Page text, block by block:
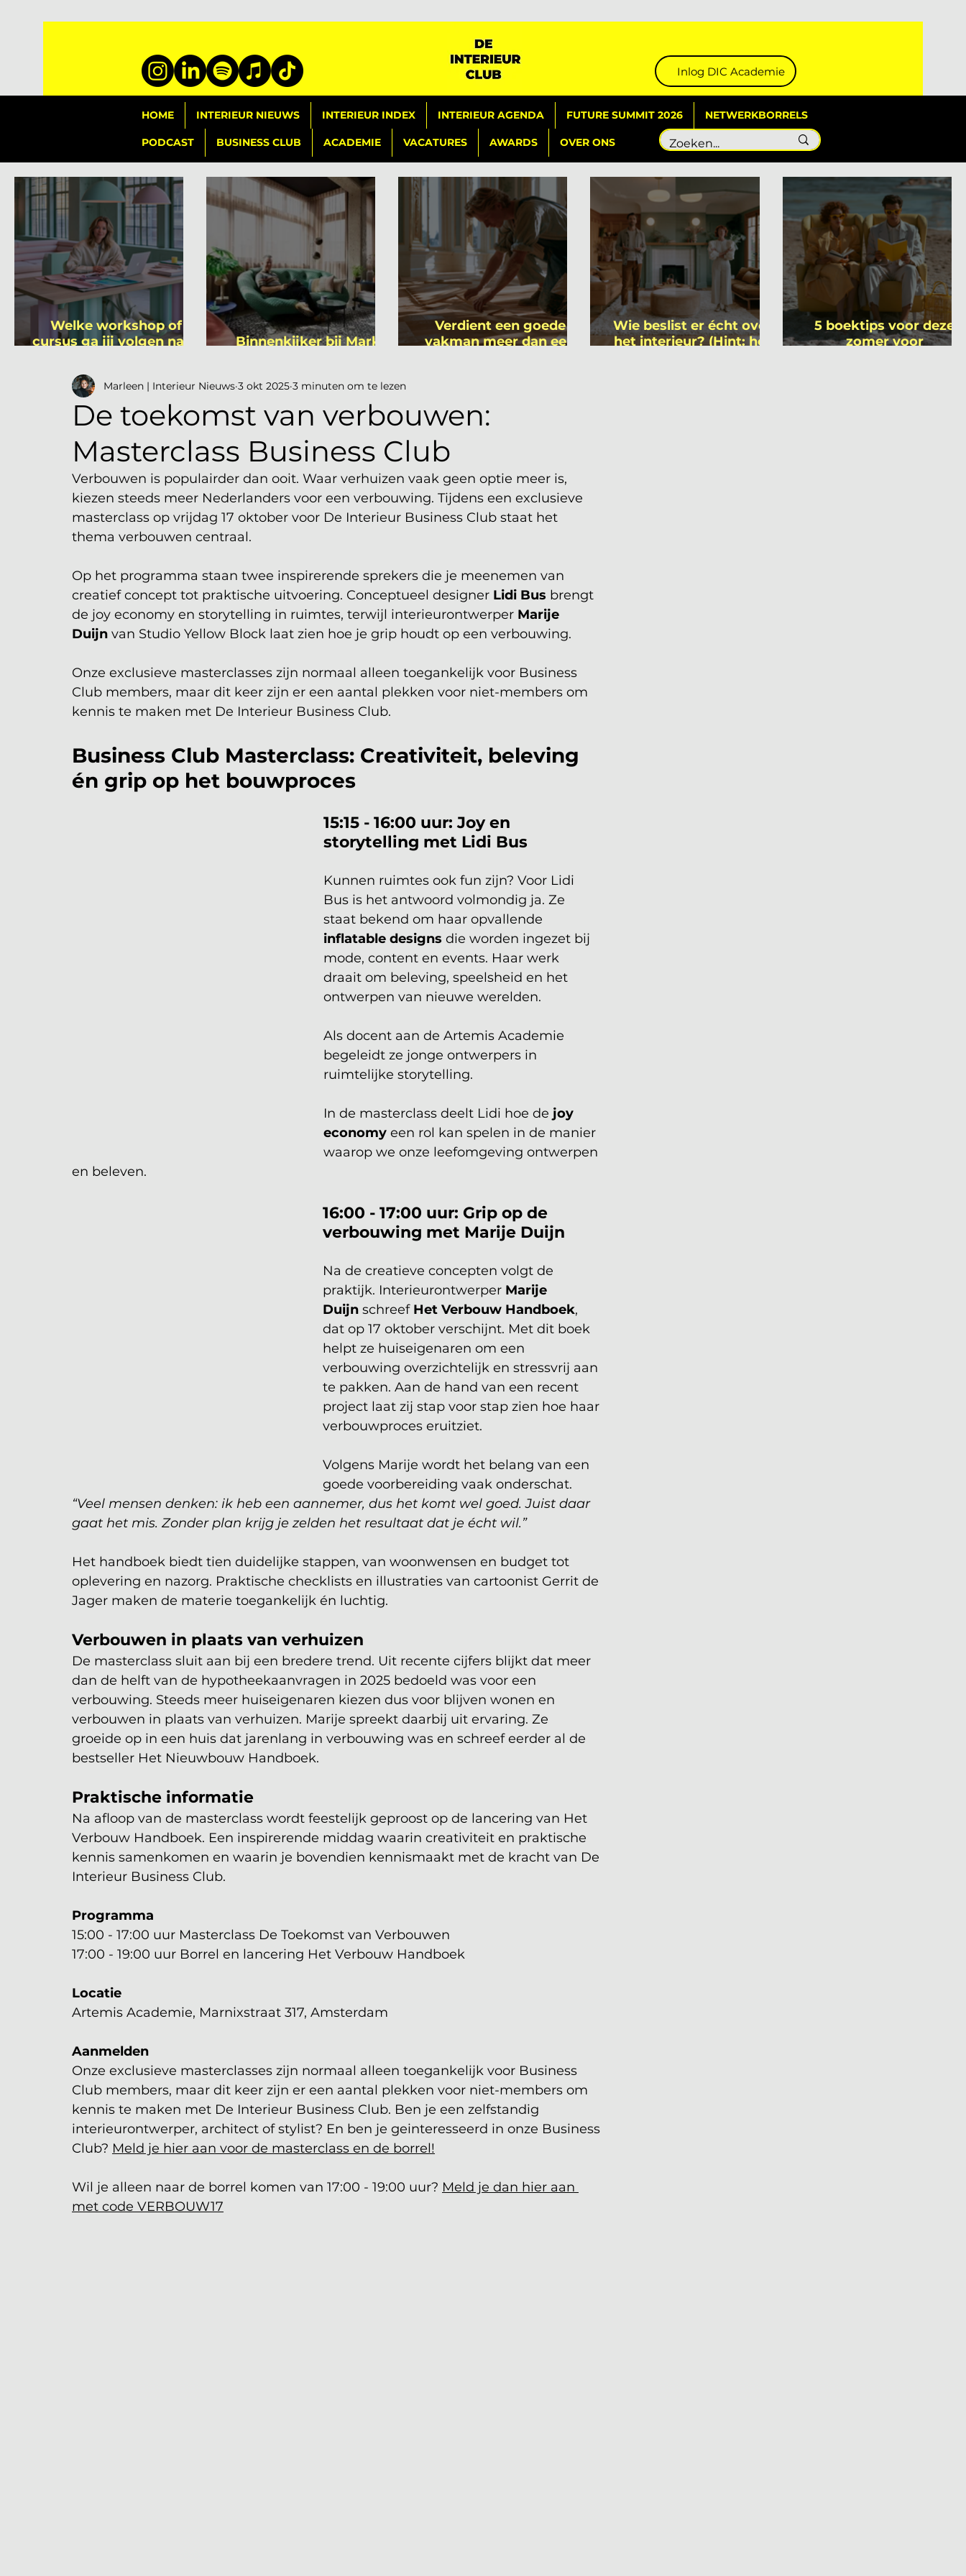
Inlog DIC Academie
HOME INTERIEUR NIEUWS INTERIEUR INDEX INTERIEUR AGENDA FUTURE SUMMIT 2026 NETWERKBORRELS
PODCAST BUSINESS CLUB ACADEMIE VACATURES AWARDS OVER ONS
Welke workshop of
cursus ga jij volgen na je
Binnenkijker bij Mark
Verdient een goede
vakman meer dan een
Wie beslist er écht over
het interieur? (Hint: het
5 boektips voor deze
zomer voor
De toekomst van verbouwen:
Masterclass Business Club
Marleen | Interieur Nieuws 3 okt 2025 3 minuten om te lezen
Verbouwen is populairder dan ooit. Waar verhuizen vaak geen optie meer is,
kiezen steeds meer Nederlanders voor een verbouwing. Tijdens een exclusieve
masterclass op vrijdag 17 oktober voor De Interieur Business Club staat het
thema verbouwen centraal.
Op het programma staan twee inspirerende sprekers die je meenemen van
creatief concept tot praktische uitvoering. Conceptueel designer Lidi Bus brengt
de joy economy en storytelling in ruimtes, terwijl interieurontwerper Marije
Duijn van Studio Yellow Block laat zien hoe je grip houdt op een verbouwing.
Onze exclusieve masterclasses zijn normaal alleen toegankelijk voor Business
Club members, maar dit keer zijn er een aantal plekken voor niet-members om
kennis te maken met De Interieur Business Club.
Business Club Masterclass: Creativiteit, beleving
én grip op het bouwproces
15:15 - 16:00 uur: Joy en
storytelling met Lidi Bus
Kunnen ruimtes ook fun zijn? Voor Lidi
Bus is het antwoord volmondig ja. Ze
staat bekend om haar opvallende
inflatable designs die worden ingezet bij
mode, content en events. Haar werk
draait om beleving, speelsheid en het
ontwerpen van nieuwe werelden.
Als docent aan de Artemis Academie
begeleidt ze jonge ontwerpers in
ruimtelijke storytelling.
In de masterclass deelt Lidi hoe de joy
economy een rol kan spelen in de manier
waarop we onze leefomgeving ontwerpen
en beleven.
16:00 - 17:00 uur: Grip op de
verbouwing met Marije Duijn
Na de creatieve concepten volgt de
praktijk. Interieurontwerper Marije
Duijn schreef Het Verbouw Handboek,
dat op 17 oktober verschijnt. Met dit boek
helpt ze huiseigenaren om een
verbouwing overzichtelijk en stressvrij aan
te pakken. Aan de hand van een recent
project laat zij stap voor stap zien hoe haar
verbouwproces eruitziet.
Volgens Marije wordt het belang van een
goede voorbereiding vaak onderschat.
“Veel mensen denken: ik heb een aannemer, dus het komt wel goed. Juist daar
gaat het mis. Zonder plan krijg je zelden het resultaat dat je écht wil.”
Het handboek biedt tien duidelijke stappen, van woonwensen en budget tot
oplevering en nazorg. Praktische checklists en illustraties van cartoonist Gerrit de
Jager maken de materie toegankelijk én luchtig.
Verbouwen in plaats van verhuizen
De masterclass sluit aan bij een bredere trend. Uit recente cijfers blijkt dat meer
dan de helft van de hypotheekaanvragen in 2025 bedoeld was voor een
verbouwing. Steeds meer huiseigenaren kiezen dus voor blijven wonen en
verbouwen in plaats van verhuizen. Marije spreekt daarbij uit ervaring. Ze
groeide op in een huis dat jarenlang in verbouwing was en schreef eerder al de
bestseller Het Nieuwbouw Handboek.
Praktische informatie
Na afloop van de masterclass wordt feestelijk geproost op de lancering van Het
Verbouw Handboek. Een inspirerende middag waarin creativiteit en praktische
kennis samenkomen en waarin je bovendien kennismaakt met de kracht van De
Interieur Business Club.
Programma
15:00 - 17:00 uur Masterclass De Toekomst van Verbouwen
17:00 - 19:00 uur Borrel en lancering Het Verbouw Handboek
Locatie
Artemis Academie, Marnixstraat 317, Amsterdam
Aanmelden
Onze exclusieve masterclasses zijn normaal alleen toegankelijk voor Business
Club members, maar dit keer zijn er een aantal plekken voor niet-members om
kennis te maken met De Interieur Business Club. Ben je een zelfstandig
interieurontwerper, architect of stylist? En ben je geinteresseerd in onze Business
Club? Meld je hier aan voor de masterclass en de borrel!
Wil je alleen naar de borrel komen van 17:00 - 19:00 uur? Meld je dan hier aan
met code VERBOUW17